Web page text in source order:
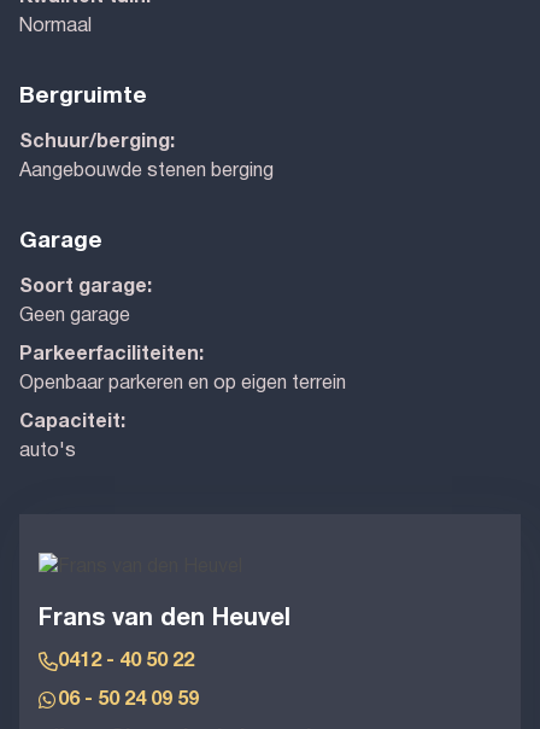
Normaal
Bergruimte
Schuur/berging:
Aangebouwde stenen berging
Garage
Soort garage:
Geen garage
Parkeerfaciliteiten:
Openbaar parkeren en op eigen terrein
Capaciteit:
auto's
Frans van den Heuvel
0412 - 40 50 22
06 - 50 24 09 59